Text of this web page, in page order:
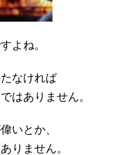
よね。
なければ
はありません。
いとか、
りません。